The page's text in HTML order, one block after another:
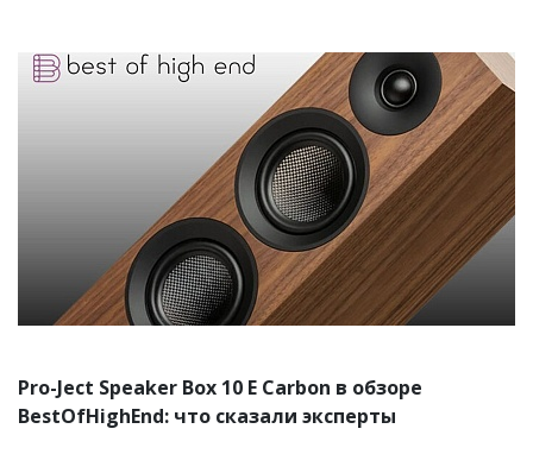
Pro-Ject Speaker Box 10 E Carbon в обзоре
BestOfHighEnd: что сказали эксперты